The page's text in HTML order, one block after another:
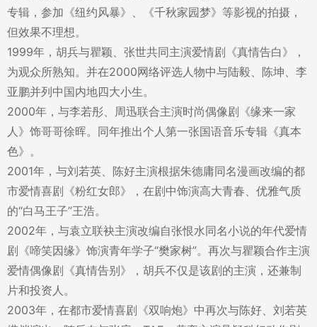
专辑，参加《纽约风暴》、《千秋家园梦》等影视的拍摄，
但效果不理想。
1999年，胡兵与瞿颖、张世共同主演爱情剧《真情告白》，
为观众所熟知。并在2000网络评选人物中与陆毅、陈坤、李
亚鹏并列中国内地四大小生。
2000年，与李若彤、周迅联合主演时尚偶像剧《缘来一家
人》饰哥哥徐晖。同年推出个人第一张国语音乐专辑《真本
色》。
2001年，与刘若英、陈好主演根据朱德庸同名漫画改编的都
市爱情喜剧《粉红女郎》，在剧中饰演高大青春、优雅气质
的“白马王子”王浩。
2002年，与袁立联袂主演改编自张恨水同名小说的年代爱情
剧《啼笑因缘》饰演青年学子“樊家树”。再次与瞿颖合作主演
爱情偶像剧《真情告别》，胡兵不仅是该剧的主演，还兼制
片和投资人。
2003年，在都市爱情喜剧《双响炮》中再次与陈好、刘若英